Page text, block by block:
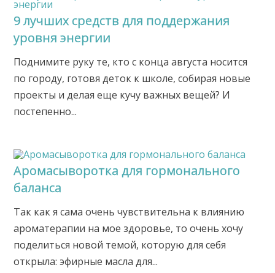
9 лучших средств для поддержания
уровня энергии
Поднимите руку те, кто с конца августа носится
по городу, готовя деток к школе, собирая новые
проекты и делая еще кучу важных вещей? И
постепенно...
Аромасыворотка для гормонального
баланса
Так как я сама очень чувствительна к влиянию
ароматерапии на мое здоровье, то очень хочу
поделиться новой темой, которую для себя
открыла: эфирные масла для...